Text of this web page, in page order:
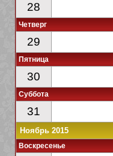
28
Четверг
29
Пятница
30
Суббота
31
Ноябрь 2015
Воскресенье